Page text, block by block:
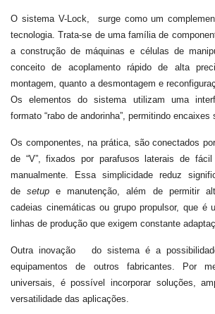
O sistema V-Lock, surge como um
tecnologia. Trata-se de uma família de
a construção de máquinas e células de
conceito de acoplamento rápido de alta
montagem, quanto a desmontagem e
Os elementos do sistema utilizam uma
formato “rabo de andorinha”, permitindo
Os componentes, na prática, são conectados
de “V”, fixados por parafusos laterais de
manualmente. Essa simplicidade reduz
desetup e manutenção, além de permitir
cadeias cinemáticas ou grupo propulsor, que é
linhas de produção que exigem constante
Outra inovação do sistema é a
equipamentos de outros fabricantes. Por
universais, é possível incorporar soluções,
versatilidade das aplicações.